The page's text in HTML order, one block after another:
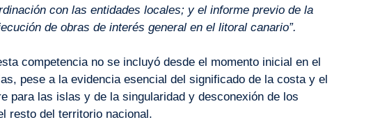
con las entidades locales; y el informe previo de la
de obras de interés general en el litoral canario”.
competencia no se incluyó desde el momento inicial en el
pese a la evidencia esencial del significado de la costa y el
para las islas y de la singularidad y desconexión de los
resto del territorio nacional.